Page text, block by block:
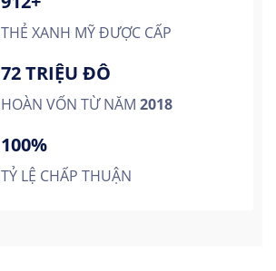
THẺ XANH MỸ ĐƯỢC CẤP
72 TRIỆU ĐÔ
HOÀN VỐN TỪ NĂM 2018
100%
TỶ LỆ CHẤP THUẬN